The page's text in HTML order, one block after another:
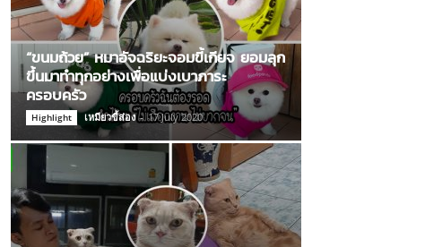
“ขนมถ้วย” หมาอัจฉริยะจอมขี้เกียจ ยอมลุก
ขึ้นมาทำทุกอย่างเพื่อแบ่งเบาภาระ
ครอบครัว
Highlight เหมียวขี้ส่อง - 17 July 2020